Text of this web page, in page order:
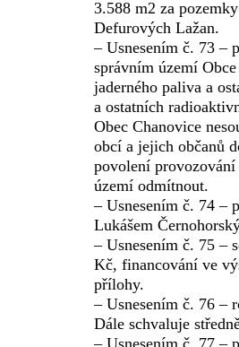
3.588 m2 za
Defurových Lažan.
– Usnesením č. 73 –
správním území
jaderného paliva a
a ostatních
Obec Chanovice
obcí a jejich občanů
povolení
území odmítnout.
– Usnesením č. 74 –
Lukášem
– Usnesením č. 75 –
Kč, financování ve
přílohy.
– Usnesením č. 76 –
Dále schvaluje
– Usnesením č. 77 –